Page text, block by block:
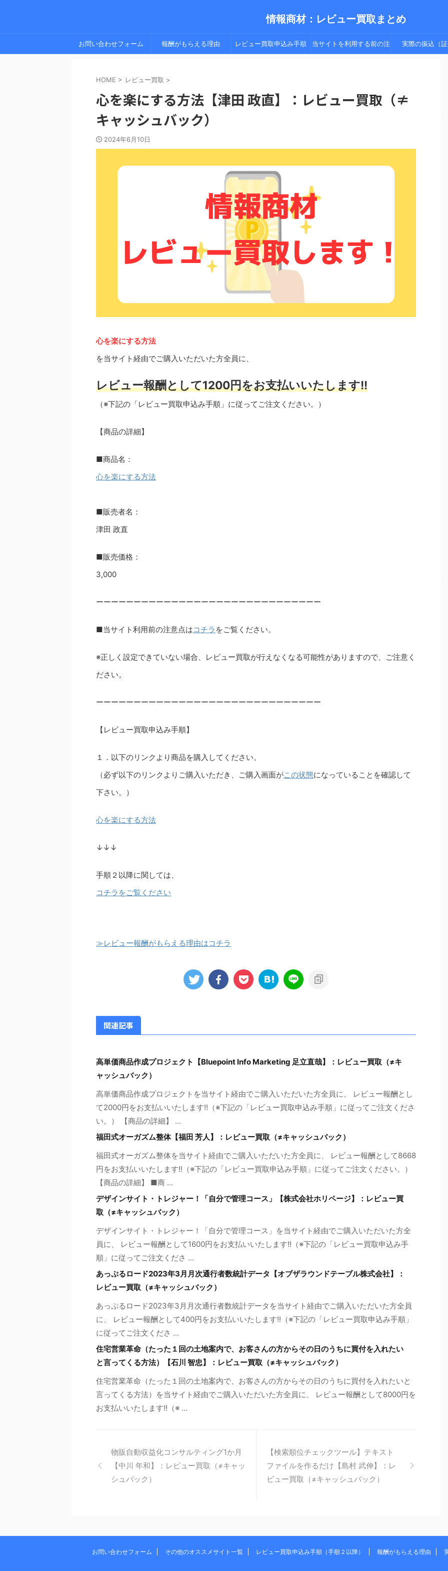
情報商材：レビュー買取まとめ
お問い合わせフォーム 報酬がもらえる理由 レビュー買取申込み手順 当サイトを利用する前の注 実際の振込（証
HOME > レビュー買取 >
心を楽にする方法【津田 政直】：レビュー買取（≠
キャッシュバック）
2024年6月10日
心を楽にする方法
を当サイト経由でご購入いただいた方全員に、
レビュー報酬として1200円をお支払いいたします!!
（※下記の「レビュー買取申込み手順」に従ってご注文ください。）
【商品の詳細】
■商品名：
心を楽にする方法
■販売者名：
津田 政直
■販売価格：
3,000
ーーーーーーーーーーーーーーーーーーーーーーーーーーーーーー
■当サイト利用前の注意点はコチラ をご覧ください。
※正しく設定できていない場合、レビュー買取が行えなくなる可能性がありますので、ご注意く
ださい。
ーーーーーーーーーーーーーーーーーーーーーーーーーーーーーー
【レビュー買取申込み手順】
１．以下のリンクより商品を購入してください。
（必ず以下のリンクよりご購入いただき、ご購入画面がこの状態になっていることを確認して
下さい。）
心を楽にする方法
↓↓↓
手順２以降に関しては、
コチラをご覧ください
≫レビュー報酬がもらえる理由はコチラ
関連記事
高単価商品作成プロジェクト【Bluepoint Info Marketing 足立直哉】：レビュー買取（≠キ
ャッシュバック）
高単価商品作成プロジェクトを当サイト経由でご購入いただいた方全員に、 レビュー報酬とし
て2000円をお支払いいたします!!（※下記の「レビュー買取申込み手順」に従ってご注文くださ
い。） 【商品の詳細】 ...
福田式オーガズム整体【福田 芳人】：レビュー買取（≠キャッシュバック）
福田式オーガズム整体を当サイト経由でご購入いただいた方全員に、 レビュー報酬として8668
円をお支払いいたします!!（※下記の「レビュー買取申込み手順」に従ってご注文ください。）
【商品の詳細】 ■商 ...
デザインサイト・トレジャー！「自分で管理コース」【株式会社ホリページ】：レビュー買
取（≠キャッシュバック）
デザインサイト・トレジャー！「自分で管理コース」を当サイト経由でご購入いただいた方全
員に、 レビュー報酬として1600円をお支払いいたします!!（※下記の「レビュー買取申込み手
順」に従ってご注文くださ ...
あっぷるロード2023年3月月次通行者数統計データ【オブザラウンドテーブル株式会社】：
レビュー買取（≠キャッシュバック）
あっぷるロード2023年3月月次通行者数統計データを当サイト経由でご購入いただいた方全員
に、 レビュー報酬として400円をお支払いいたします!!（※下記の「レビュー買取申込み手順」
に従ってご注文くださ ...
住宅営業革命（たった１回の土地案内で、お客さんの方からその日のうちに買付を入れたい
と言ってくる方法）【石川 智忠】：レビュー買取（≠キャッシュバック）
住宅営業革命（たった１回の土地案内で、お客さんの方からその日のうちに買付を入れたいと
言ってくる方法）を当サイト経由でご購入いただいた方全員に、 レビュー報酬として8000円を
お支払いいたします!!（※ ...
物販自動収益化コンサルティング1か月
【中川 年和】：レビュー買取（≠キャッ
シュバック）
【検索順位チェックツール】テキスト
ファイルを作るだけ【島村 武伸】：レ
ビュー買取（≠キャッシュバック）
お問い合わせフォーム その他のオススメサイト一覧 レビュー買取申込み手順（手順２以降） 報酬がもらえる理由